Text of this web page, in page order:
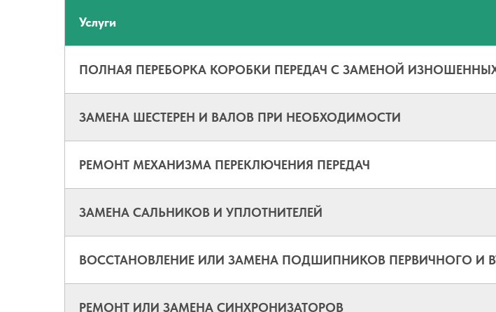
Услуги
ПОЛНАЯ ПЕРЕБОРКА КОРОБКИ ПЕРЕДАЧ С ЗАМЕНОЙ
ЗАМЕНА ШЕСТЕРЕН И ВАЛОВ ПРИ НЕОБХОДИМОСТИ
РЕМОНТ МЕХАНИЗМА ПЕРЕКЛЮЧЕНИЯ ПЕРЕДАЧ
ЗАМЕНА САЛЬНИКОВ И УПЛОТНИТЕЛЕЙ
ВОССТАНОВЛЕНИЕ ИЛИ ЗАМЕНА ПОДШИПНИКОВ ПЕРВИЧНОГО И
РЕМОНТ ИЛИ ЗАМЕНА СИНХРОНИЗАТОРОВ